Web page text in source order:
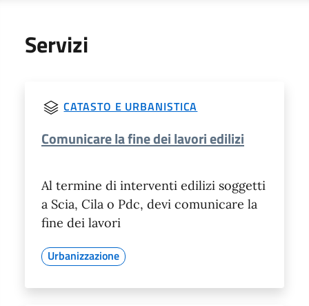
Servizi
CATASTO E URBANISTICA
Comunicare la fine dei lavori edilizi
Al termine di interventi edilizi soggetti
a Scia, Cila o Pdc, devi comunicare la
fine dei lavori
Urbanizzazione